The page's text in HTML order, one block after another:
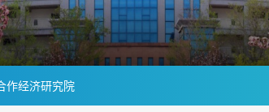
作经济研究院